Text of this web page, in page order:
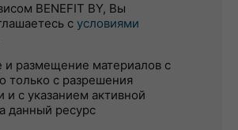
BENEFIT BY, Вы
с условиями
и размещение материалов с
только с разрешения
и с указанием активной
данный ресурс